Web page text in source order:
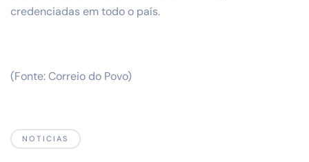
credenciadas em todo o país.
(Fonte: Correio do Povo)
NOTICIAS